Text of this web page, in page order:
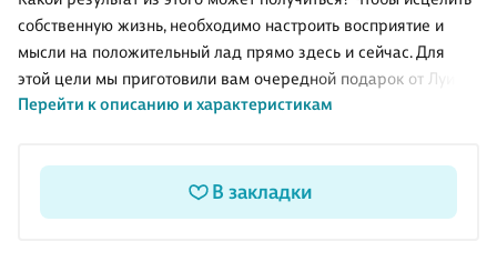
собственную жизнь, необходимо настроить восприятие и
мысли на положительный лад прямо здесь и сейчас. Для
этой цели мы приготовили вам очередной подарок от Луизы
Л.Хей — это книга и сборник упражнений по достижению
конце книги есть блокнот для практической работы, поэтому
вам останется вооружиться только ручкой.
Перейти к описанию и характеристикам
В закладки